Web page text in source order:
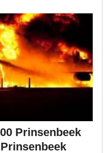
Prinsenbeek